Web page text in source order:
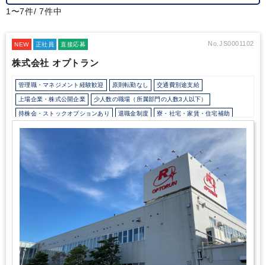
NEW 正社員 直接応募 No.JS0001102
株式会社 オプトラン
管理職・マネジメント経験歓迎 原則転勤なし 交通費別途支給
上場企業・株式公開企業 少人数の職場（所属部門の人数3人以下）
持株会・ストックオプションあり 退職金制度 寮・社宅・家賃・住宅補助
土日祝休み 完全週休2日制
1〜7件/ 7件中